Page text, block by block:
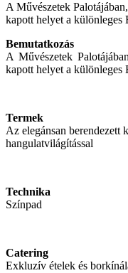
A Művészetek
kapott helyet a különleges
Bemutatkozás
A Művészetek
kapott helyet a különleges
Termek
Az elegánsan berendezett
hangulatvilágítással
Technika
Színpad
Catering
Exkluzív ételek és